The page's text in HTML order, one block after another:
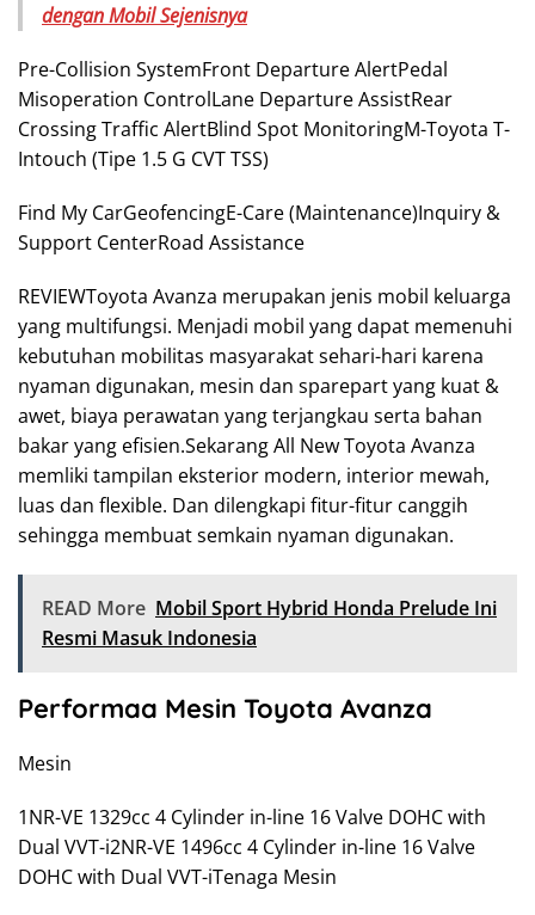
dengan Mobil Sejenisnya
Pre-Collision SystemFront Departure AlertPedal
Misoperation ControlLane Departure AssistRear
Crossing Traffic AlertBlind Spot MonitoringM-Toyota T-
Intouch (Tipe 1.5 G CVT TSS)
Find My CarGeofencingE-Care (Maintenance)Inquiry &
Support CenterRoad Assistance
REVIEWToyota Avanza merupakan jenis mobil keluarga
yang multifungsi. Menjadi mobil yang dapat memenuhi
kebutuhan mobilitas masyarakat sehari-hari karena
nyaman digunakan, mesin dan sparepart yang kuat &
awet, biaya perawatan yang terjangkau serta bahan
bakar yang efisien.Sekarang All New Toyota Avanza
memliki tampilan eksterior modern, interior mewah,
luas dan flexible. Dan dilengkapi fitur-fitur canggih
sehingga membuat semkain nyaman digunakan.
READ More Mobil Sport Hybrid Honda Prelude Ini
Resmi Masuk Indonesia
Performaa Mesin Toyota Avanza
Mesin
1NR-VE 1329cc 4 Cylinder in-line 16 Valve DOHC with
Dual VVT-i2NR-VE 1496cc 4 Cylinder in-line 16 Valve
DOHC with Dual VVT-iTenaga Mesin